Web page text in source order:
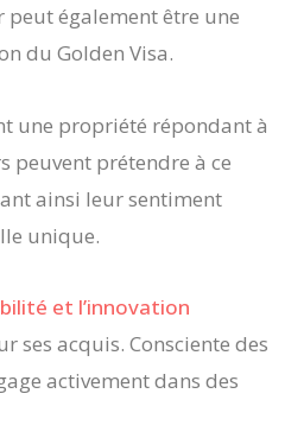
également être une
du Golden Visa.
une propriété répondant à
peuvent prétendre à ce
ainsi leur sentiment
unique.
et l’innovation
ses acquis. Consciente des
activement dans des